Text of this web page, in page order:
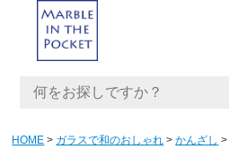
HOME ガラスで和のおしゃれ かんざし